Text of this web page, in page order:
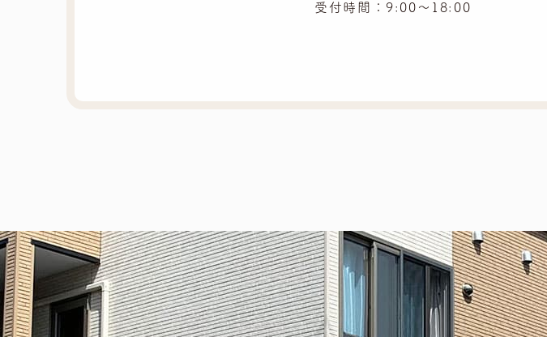
受付時間：9:00～18:00